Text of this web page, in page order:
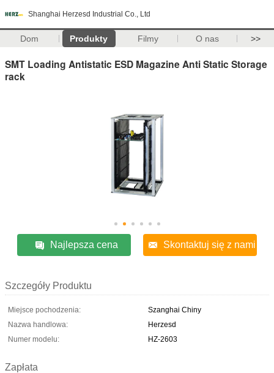
Shanghai Herzesd Industrial Co., Ltd
Dom Produkty Filmy O nas >>
SMT Loading Antistatic ESD Magazine Anti Static Storage
rack
Najlepsza cena Skontaktuj się z nami
Szczegóły Produktu
Miejsce pochodzenia:
Szanghai Chiny
Nazwa handlowa:
Herzesd
Numer modelu:
HZ-2603
Zapłata